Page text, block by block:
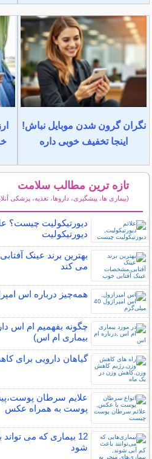
نگران گرون شدن موبایل نباش!
اینجا تخفیف خوبی داره
تازه ترین مطالب سلامت
(بیماری ها، پیشگیری، داروها، تغذیه، پزشکی
دیورتیکولیت چیست؟
دیورتیکولیت
بهترین برند عینک
می کند
همه‌چیز درباره اس
چگونه بفهمیم ام اس
بیماری ام اس)
گیاهان دارویی برای
علایم سرطان
پوست به همراه عکس
12 بیماری که می
شود